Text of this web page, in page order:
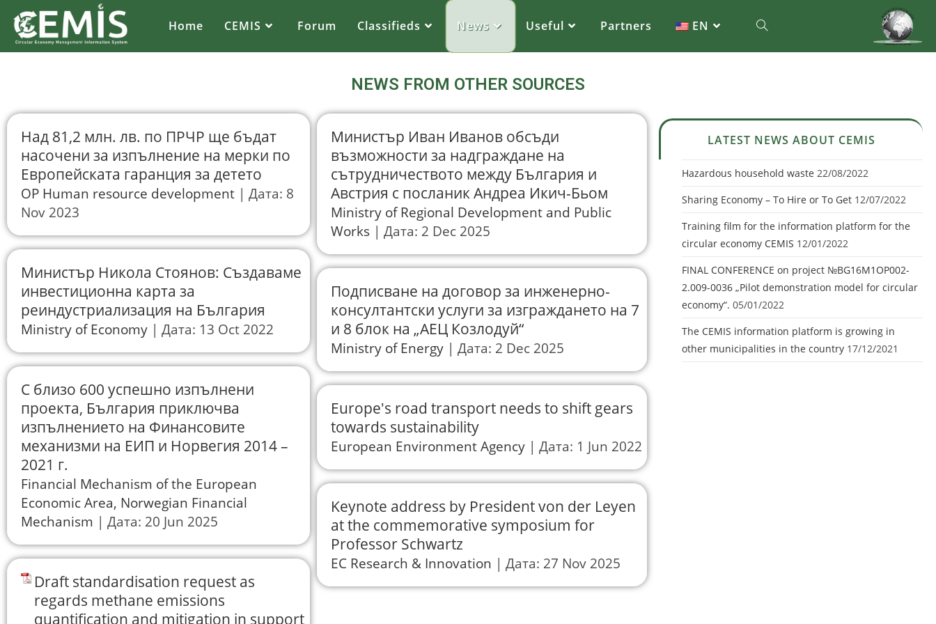
Home CEMIS Forum Classifieds News Useful Partners EN
NEWS FROM OTHER SOURCES
Над 81,2 млн. лв. по ПРЧР ще бъдат
насочени за изпълнение на мерки по
Европейската гаранция за детето
OP Human resource development
Дата: 8
Nov 2023
Министър Никола Стоянов: Създаваме
инвестиционна карта за
реиндустриализация на България
Ministry of Economy Дата: 13 Oct 2022
С близо 600 успешно изпълнени
проекта, България приключва
изпълнението на Финансовите
механизми на ЕИП и Норвегия 2014 –
2021 г.
Financial Mechanism of the European
Economic Area, Norwegian Financial
Mechanism
Дата: 20 Jun 2025
Draft standardisation request as
regards methane emissions
quantification and mitigation in support
Министър Иван Иванов обсъди
възможности за надграждане на
сътрудничеството между България и
Австрия с посланик Андреа Икич-Бьом
Ministry of Regional Development and Public
Works
Дата: 2 Dec 2025
Подписване на договор за инженерно-
консултантски услуги за изграждането на 7
и 8 блок на „АЕЦ Козлодуй“
Ministry of Energy Дата: 2 Dec 2025
Europe's road transport needs to shift gears
towards sustainability
European Environment Agency Дата: 1 Jun 2022
Keynote address by President von der Leyen
at the commemorative symposium for
Professor Schwartz
EC Research & Innovation Дата: 27 Nov 2025
LATEST NEWS ABOUT CEMIS
Hazardous household waste 22/08/2022
Sharing Economy – To Hire or To Get 12/07/2022
Training film for the information platform for the
circular economy CEMIS 12/01/2022
FINAL CONFERENCE on project №BG16M1OP002-
2.009-0036 „Pilot demonstration model for circular
economy“. 05/01/2022
The CEMIS information platform is growing in
other municipalities in the country 17/12/2021